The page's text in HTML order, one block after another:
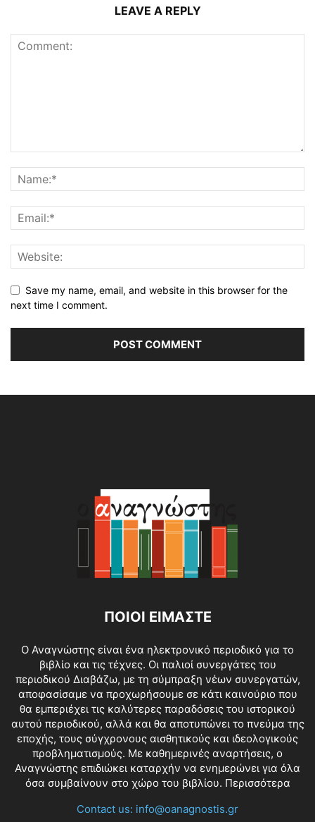
LEAVE A REPLY
Save my name, email, and website in this browser for the
next time I comment.
ΠΟΙΟΙ ΕΙΜΑΣΤΕ
O Αναγνώστης είναι ένα ηλεκτρονικό περιοδικό για το
βιβλίο και τις τέχνες. Οι παλιοί συνεργάτες του
περιοδικού Διαβάζω, με τη σύμπραξη νέων συνεργατών,
αποφασίσαμε να προχωρήσουμε σε κάτι καινούριο που
θα εμπεριέχει τις καλύτερες παραδόσεις του ιστορικού
αυτού περιοδικού, αλλά και θα αποτυπώνει το πνεύμα της
εποχής, τους σύγχρονους αισθητικούς και ιδεολογικούς
προβληματισμούς. Με καθημερινές αναρτήσεις, ο
Αναγνώστης επιδιώκει καταρχήν να ενημερώνει για όλα
όσα συμβαίνουν στο χώρο του βιβλίου. Περισσότερα
Contact us: info@oanagnostis.gr